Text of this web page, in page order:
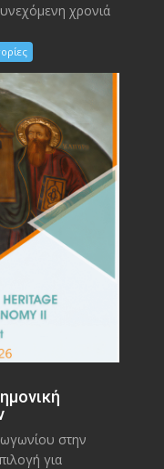
χρονιά
στην
για